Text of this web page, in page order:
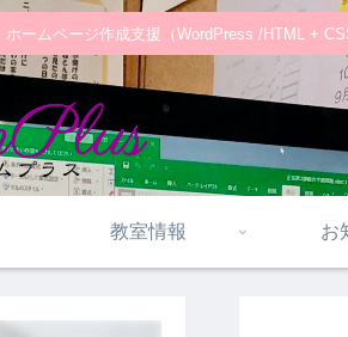
ページ作成支援（WordPress /HTML +
教室情報 お